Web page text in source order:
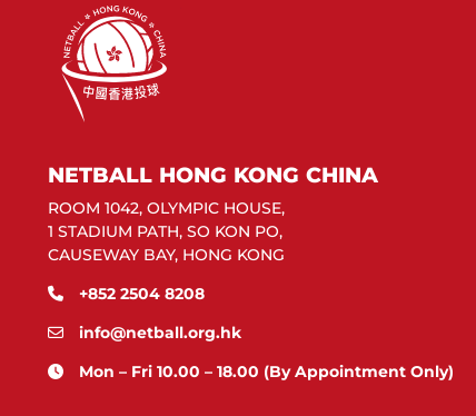
NETBALL HONG KONG CHINA
ROOM 1042, OLYMPIC HOUSE,
1 STADIUM PATH, SO KON PO,
CAUSEWAY BAY, HONG KONG
+852 2504 8208
info@netball.org.hk
Mon – Fri 10.00 – 18.00 (By Appointment Only)